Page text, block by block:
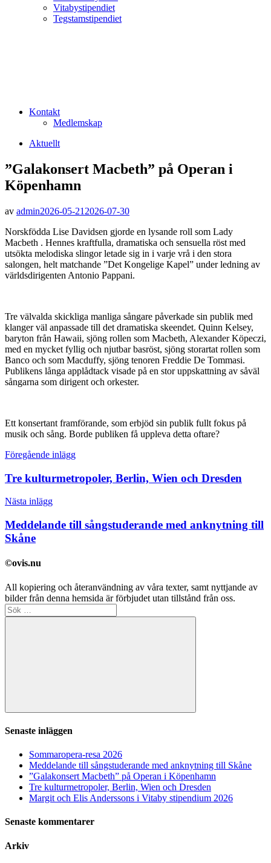
Vitabystipendiet
Tegstamstipendiet
Kontakt
Medlemskap
Aktuellt
”Galakonsert Macbeth” på Operan i
Köpenhamn
av admin2026-05-21 2026-07-30
Norskfödda Lise Davidsen gjorde en lysande roll som Lady
Macbeth . Hennes kraftfulla, dramatiska och sensuella röst med
utsökta melodiska slingor letade sig in i varje vrå i den stora
salongen, helt matchande ”Det Kongelige Kapel” under ledning av
världsdirigenten Antonio Pappani.
Tre välvalda skickliga manliga sångare påverkade sin publik med
klanger väl anpassade till det dramatiska skeendet. Quinn Kelsey,
baryton från Hawaii, sjöng rollen som Macbeth, Alexander Köpeczi,
med en mycket fyllig och njutbar basröst, sjöng storartat rollen som
Banco och som Macduffy, sjöng tenoren Freddie De Tommasi.
Publikens långa applådtack visade på en stor uppskattning av såväl
sångarna som dirigent och orkester.
Ett konsertant framförande, som erbjöd sin publik fullt fokus på
musik och sång. Borde publiken få uppleva detta oftare?
Inläggsnavigering
Föregående inlägg
Tre kulturmetropoler, Berlin, Wien och Dresden
Nästa inlägg
Meddelande till sångstuderande med anknytning till
Skåne
©ovis.nu
All kopiering och återanvändning av våra texter, samt nyttjande av
bilder från denna hemsida är förbjudet utan tillstånd från oss.
Sök
efter:
Sök
Senaste inläggen
Sommaropera-resa 2026
Meddelande till sångstuderande med anknytning till Skåne
”Galakonsert Macbeth” på Operan i Köpenhamn
Tre kulturmetropoler, Berlin, Wien och Dresden
Margit och Elis Anderssons i Vitaby stipendium 2026
Senaste kommentarer
Arkiv